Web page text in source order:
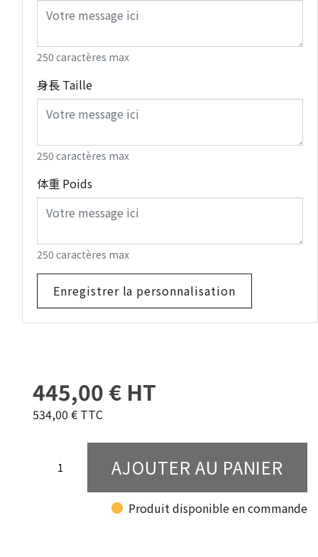
250 caractères max
身長 Taille
250 caractères max
体重 Poids
250 caractères max
Enregistrer la personnalisation
445,00 € HT
534,00 € TTC
AJOUTER AU PANIER
fiber_manual_record Produit disponible en commande